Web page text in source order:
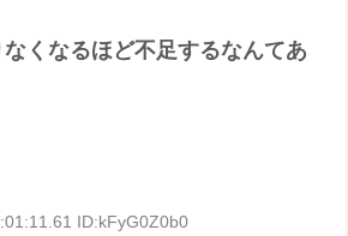
くなるほど不足するなんてあ
ID:kFyG0Z0b0